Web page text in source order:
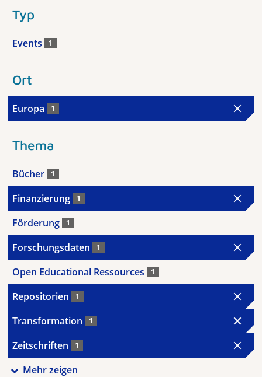
Typ
Events 1
Ort
Europa 1
Thema
Bücher 1
Finanzierung 1
Förderung 1
Forschungsdaten 1
Open Educational Ressources 1
Repositorien 1
Transformation 1
Zeitschriften 1
Mehr zeigen